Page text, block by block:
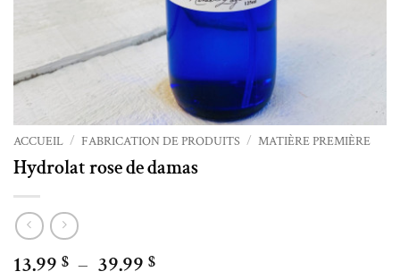
ACCUEIL / FABRICATION DE PRODUITS / MATIÈRE PREMIÈRE
Hydrolat rose de damas
13.99 $ – 39.99 $Plage